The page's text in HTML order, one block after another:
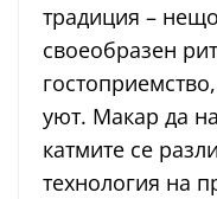
традиция –
своеобразен
уют. Макар да
катмите се
технология на